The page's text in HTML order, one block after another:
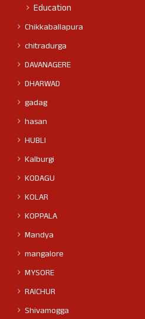
Education
Chikkaballapura
chitradurga
DAVANAGERE
DHARWAD
gadag
hasan
HUBLI
Kalburgi
KODAGU
KOLAR
KOPPALA
Mandya
mangalore
MYSORE
RAICHUR
Shivamogga